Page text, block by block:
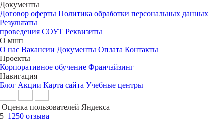
Документы
Договор оферты Политика обработки персональных данных
Результаты
проведения СОУТ Реквизиты
О мшп
О нас Вакансии Документы Оплата Контакты
Проекты
Корпоративное обучение Франчайзинг
Навигация
Блог Акции Карта сайта Учебные центры
Оценка пользователей Яндекса
5 1250 отзыва